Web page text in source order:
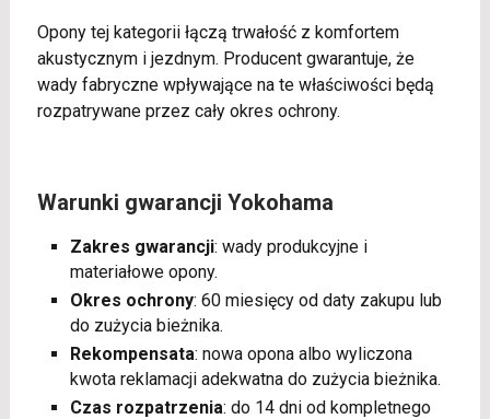
Opony tej kategorii łączą trwałość z komfortem
akustycznym i jezdnym. Producent gwarantuje, że
wady fabryczne wpływające na te właściwości będą
rozpatrywane przez cały okres ochrony.
Warunki gwarancji Yokohama
Zakres gwarancji: wady produkcyjne i
materiałowe opony.
Okres ochrony: 60 miesięcy od daty zakupu lub
do zużycia bieżnika.
Rekompensata: nowa opona albo wyliczona
kwota reklamacji adekwatna do zużycia bieżnika.
Czas rozpatrzenia: do 14 dni od kompletnego